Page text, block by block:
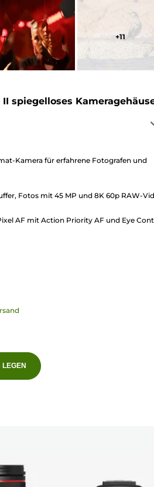
+11
II spiegelloses
Kamera für erfahrene Fotografen und
Fotos mit 45 MP und 8K 60p RAW-
AF mit Action Priority AF und Eye
LEGEN